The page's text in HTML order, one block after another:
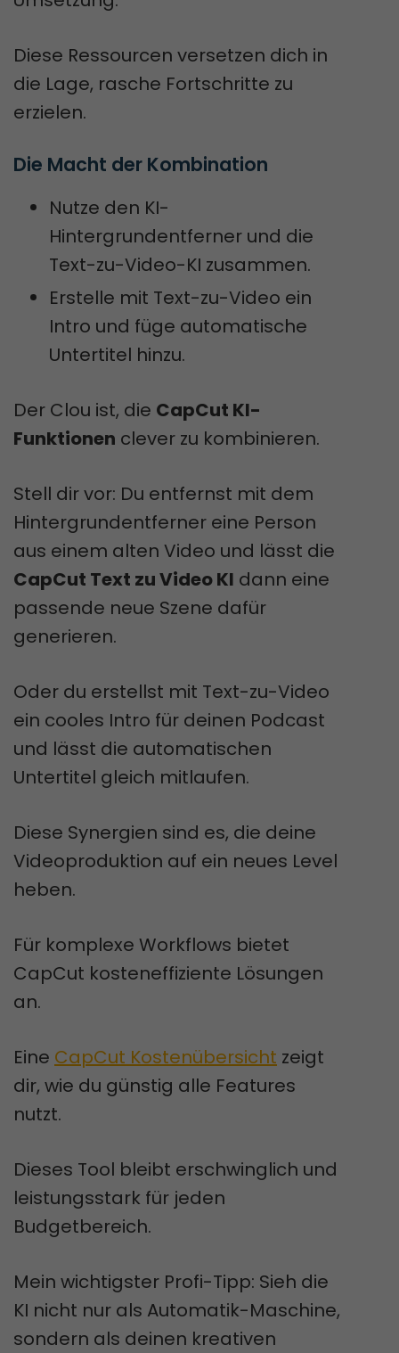
Diese Ressourcen versetzen dich in
die Lage, rasche Fortschritte zu
erzielen.
Die Macht der Kombination
Nutze den KI-
Hintergrundentferner und die
Text-zu-Video-KI zusammen.
Erstelle mit Text-zu-Video ein
Intro und füge automatische
Untertitel hinzu.
Der Clou ist, die CapCut KI-
Funktionen clever zu kombinieren.
Stell dir vor: Du entfernst mit dem
Hintergrundentferner eine Person
aus einem alten Video und lässt die
CapCut Text zu Video KI dann eine
passende neue Szene dafür
generieren.
Oder du erstellst mit Text-zu-Video
ein cooles Intro für deinen Podcast
und lässt die automatischen
Untertitel gleich mitlaufen.
Diese Synergien sind es, die deine
Videoproduktion auf ein neues Level
heben.
Für komplexe Workflows bietet
CapCut kosteneffiziente Lösungen
an.
Eine CapCut Kostenübersicht zeigt
dir, wie du günstig alle Features
nutzt.
Dieses Tool bleibt erschwinglich und
leistungsstark für jeden
Budgetbereich.
Mein wichtigster Profi-Tipp: Sieh die
KI nicht nur als Automatik-Maschine,
sondern als deinen kreativen